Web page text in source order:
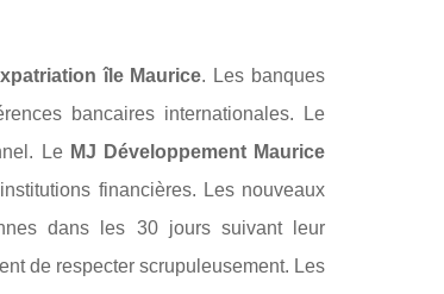
île Maurice. Les banques
bancaires internationales. Le
Le MJ Développement Maurice
financières. Les nouveaux
dans les 30 jours suivant leur
de respecter scrupuleusement. Les